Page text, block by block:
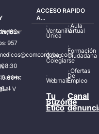
32 – 14001 Córdoba
h.
– 19:30 h.
ACCESO RAPIDO
A...
·
Ventanilla
Única
·
Cómo
Colegiarse
·
Webmail
·Aula
Virtual
·
Formación
Ciudadana
·Ofertas
De
Empleo
Tu
Buzón
Ético
Canal
de